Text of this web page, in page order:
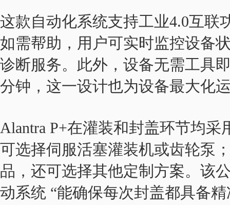
这款自动化系统支持工业4.0互联
如需帮助，用户可实时监控设备
诊断服务。此外，设备无需工具
分钟，这一设计也为设备最大化
Alantra P+在灌装和封盖环节均
可选择伺服活塞灌装机或齿轮泵
品，还可选择其他定制方案。该
动系统 “能确保每次封盖都具备